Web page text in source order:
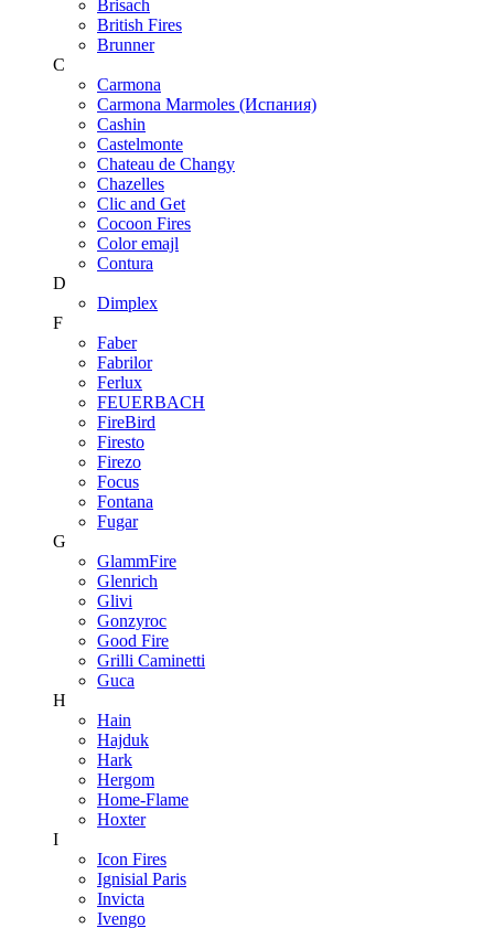
Brisach
British Fires
Brunner
C
Carmona
Carmona Marmoles (Испания)
Cashin
Castelmonte
Chateau de Changy
Chazelles
Clic and Get
Cocoon Fires
Color emajl
Contura
D
Dimplex
F
Faber
Fabrilor
Ferlux
FEUERBACH
FireBird
Firesto
Firezo
Focus
Fontana
Fugar
G
GlammFire
Glenrich
Glivi
Gonzyroc
Good Fire
Grilli Caminetti
Guca
H
Hain
Hajduk
Hark
Hergom
Home-Flame
Hoxter
I
Icon Fires
Ignisial Paris
Invicta
Ivengo